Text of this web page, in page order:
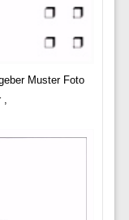
Muster Foto
,